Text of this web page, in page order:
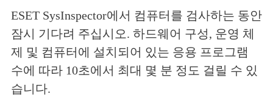
ESET SysInspector에서 컴퓨터를 검사하는 동안
잠시 기다려 주십시오. 하드웨어 구성, 운영 체
제 및 컴퓨터에 설치되어 있는 응용 프로그램
수에 따라 10초에서 최대 몇 분 정도 걸릴 수 있
습니다.